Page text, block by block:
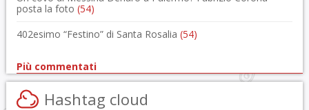
posta la foto (54)
402esimo “Festino” di Santa Rosalia (54)
Più commentati
Hashtag cloud